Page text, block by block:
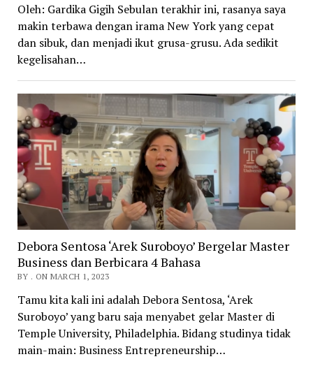
Oleh: Gardika Gigih Sebulan terakhir ini, rasanya saya
makin terbawa dengan irama New York yang cepat
dan sibuk, dan menjadi ikut grusa-grusu. Ada sedikit
kegelisahan…
Debora Sentosa ‘Arek Suroboyo’ Bergelar Master
Business dan Berbicara 4 Bahasa
BY . ON MARCH 1, 2023
Tamu kita kali ini adalah Debora Sentosa, ‘Arek
Suroboyo’ yang baru saja menyabet gelar Master di
Temple University, Philadelphia. Bidang studinya tidak
main-main: Business Entrepreneurship…